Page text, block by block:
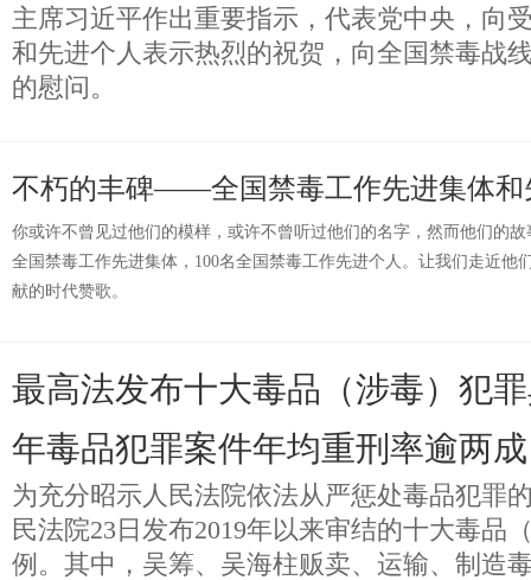
主席习近平作出重要指示，代表党中央，向
和先进个人表示热烈的祝贺，向全国禁毒战
的慰问。
不朽的丰碑——全国禁毒工作先进集体和
你或许不曾见过他们的模样，或许不曾听过他们的名字，然而他们的
全国禁毒工作先进集体，100名全国禁毒工作先进个人。让我们走近他
献的时代赞歌。
最高法发布十大毒品（涉毒）犯
年毒品犯罪案件年均重刑率逾两成
为充分昭示人民法院依法从严惩处毒品犯罪
民法院23日发布2019年以来审结的十大毒品
例。其中，吴筹、吴海柱贩卖、运输、制造